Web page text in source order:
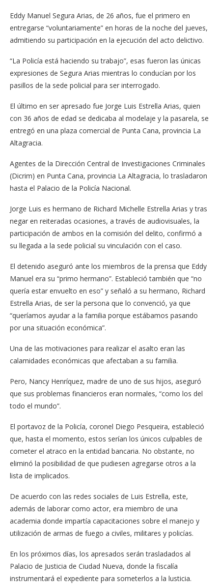
Eddy Manuel Segura Arias, de 26 años, fue el primero en
entregarse “voluntariamente” en horas de la noche del jueves,
admitiendo su participación en la ejecución del acto delictivo.
“La Policía está haciendo su trabajo”, esas fueron las únicas
expresiones de Segura Arias mientras lo conducían por los
pasillos de la sede policial para ser interrogado.
El último en ser apresado fue Jorge Luis Estrella Arias, quien
con 36 años de edad se dedicaba al modelaje y la pasarela, se
entregó en una plaza comercial de Punta Cana, provincia La
Altagracia.
Agentes de la Dirección Central de Investigaciones Criminales
(Dicrim) en Punta Cana, provincia La Altagracia, lo trasladaron
hasta el Palacio de la Policía Nacional.
Jorge Luis es hermano de Richard Michelle Estrella Arias y tras
negar en reiteradas ocasiones, a través de audiovisuales, la
participación de ambos en la comisión del delito, confirmó a
su llegada a la sede policial su vinculación con el caso.
El detenido aseguró ante los miembros de la prensa que Eddy
Manuel era su “primo hermano”. Estableció también que “no
quería estar envuelto en eso” y señaló a su hermano, Richard
Estrella Arias, de ser la persona que lo convenció, ya que
“queríamos ayudar a la familia porque estábamos pasando
por una situación económica”.
Una de las motivaciones para realizar el asalto eran las
calamidades económicas que afectaban a su familia.
Pero, Nancy Henríquez, madre de uno de sus hijos, aseguró
que sus problemas financieros eran normales, “como los del
todo el mundo”.
El portavoz de la Policía, coronel Diego Pesqueira, estableció
que, hasta el momento, estos serían los únicos culpables de
cometer el atraco en la entidad bancaria. No obstante, no
eliminó la posibilidad de que pudiesen agregarse otros a la
lista de implicados.
De acuerdo con las redes sociales de Luis Estrella, este,
además de laborar como actor, era miembro de una
academia donde impartía capacitaciones sobre el manejo y
utilización de armas de fuego a civiles, militares y policías.
En los próximos días, los apresados serán trasladados al
Palacio de Justicia de Ciudad Nueva, donde la fiscalía
instrumentará el expediente para someterlos a la lusticia.